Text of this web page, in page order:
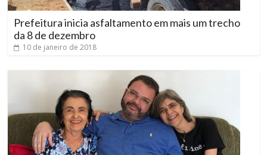
Prefeitura inicia asfaltamento em mais um trecho
da 8 de dezembro
10 de janeiro de 2018